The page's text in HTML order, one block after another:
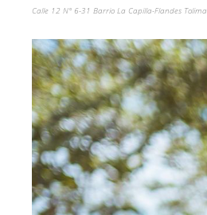
Calle 12 N° 6-31 Barrio La Capilla-Flandes Tolima